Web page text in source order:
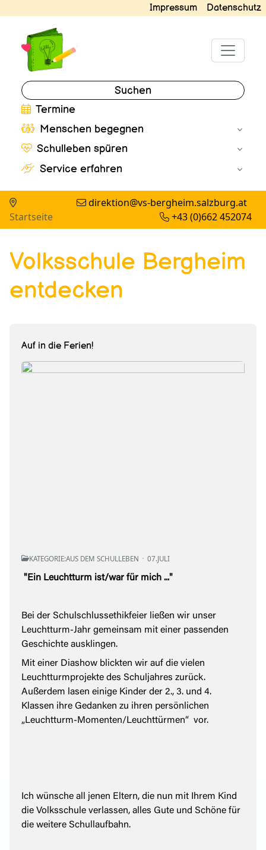
Impressum Datenschutz
Suchen
Termine
Menschen begegnen
Schulleben spüren
Service erfahren
Startseite
direktion@vs-bergheim.salzburg.at
+43 (0)662 452074
Volksschule Bergheim
entdecken
Auf in die Ferien!
KATEGORIE:AUS DEM SCHULLEBEN 07.JULI
"Ein Leuchtturm ist/war für mich ..."
Bei der Schulschlussethikfeier ließen wir unser
Leuchtturm-Jahr gemeinsam mit einer passenden
Geschichte ausklingen.
Mit einer Diashow blickten wir auf die vielen
Leuchtturmprojekte des Schuljahres zurück.
Außerdem lasen einige Kinder der 2., 3. und 4.
Klassen ihre Gedanken zu ihren persönlichen
„Leuchtturm-Momenten/Leuchttürmen“ vor.
Ich wünsche all jenen Eltern, die nun mit Ihrem Kind
die Volksschule verlassen, alles Gute und Schöne für
die weitere Schullaufbahn.